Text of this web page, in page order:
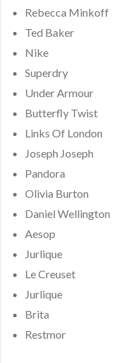
Rebecca Minkoff
Ted Baker
Nike
Superdry
Under Armour
Butterfly Twist
Links Of London
Joseph Joseph
Pandora
Olivia Burton
Daniel Wellington
Aesop
Jurlique
Le Creuset
Jurlique
Brita
Restmor